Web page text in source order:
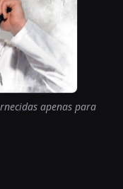
apenas para